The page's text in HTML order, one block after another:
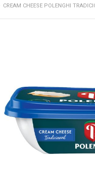
CREAM CHEESE POLENGHI